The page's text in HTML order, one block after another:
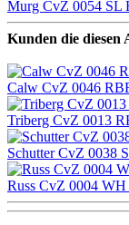
Murg CvZ 0054 SL
Kunden die diesen
Calw CvZ 0046
Triberg CvZ 0013
Schutter CvZ 0038
Russ CvZ 0004 WH